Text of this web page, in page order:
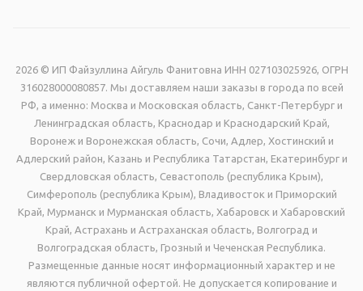
2026 © ИП Файзуллина Айгуль Фанитовна ИНН 027103025926, ОГРН
316028000080857. Мы доставляем наши заказы в города по всей
РФ, а именно: Москва и Московская область, Санкт-Петербург и
Ленинградская область, Краснодар и Краснодарский Край,
Воронеж и Воронежская область, Сочи, Адлер, Хостинский и
Адлерский район, Казань и Республика Татарстан, Екатеринбург и
Свердловская область, Севастополь (республика Крым),
Симферополь (республика Крым), Владивосток и Приморский
Край, Мурманск и Мурманская область, Хабаровск и Хабаровский
Край, Астрахань и Астраханская область, Волгоград и
Волгоградская область, Грозный и Чеченская Республика.
Размещенные данные носят информационный характер и не
являются публичной офертой. Не допускается копирование и